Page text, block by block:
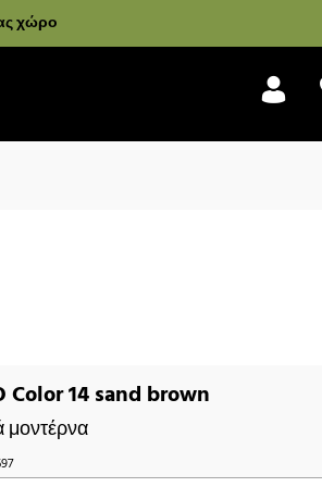
χώρο
Color 14 sand brown
μοντέρνα